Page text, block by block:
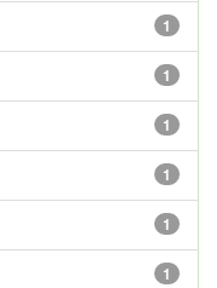
1
1
1
1
1
1